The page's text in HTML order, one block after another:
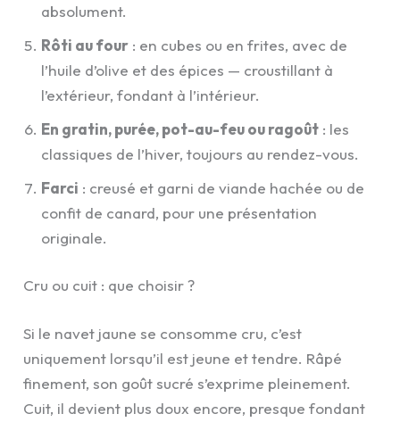
absolument.
Rôti au four : en cubes ou en frites, avec de
l’huile d’olive et des épices — croustillant à
l’extérieur, fondant à l’intérieur.
En gratin, purée, pot-au-feu ou ragoût : les
classiques de l’hiver, toujours au rendez-vous.
Farci : creusé et garni de viande hachée ou de
confit de canard, pour une présentation
originale.
Cru ou cuit : que choisir ?
Si le navet jaune se consomme cru, c’est
uniquement lorsqu’il est jeune et tendre. Râpé
finement, son goût sucré s’exprime pleinement.
Cuit, il devient plus doux encore, presque fondant